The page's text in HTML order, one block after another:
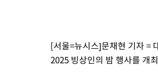
[서울=뉴시스]문채현 기자 =
2025 빙상인의 밤 행사를 개